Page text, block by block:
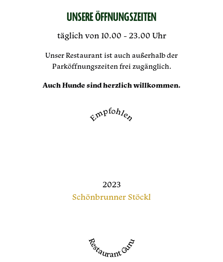
UNSERE ÖFFNUNGSZEITEN
täglich von 10.00 - 23.00 Uhr
Unser Restaurant ist auch außerhalb der
Parköffnungszeiten frei zugänglich.
Auch Hunde sind herzlich willkommen.
Empfohlen
2023
Schönbrunner Stöckl
Restaurant Guru